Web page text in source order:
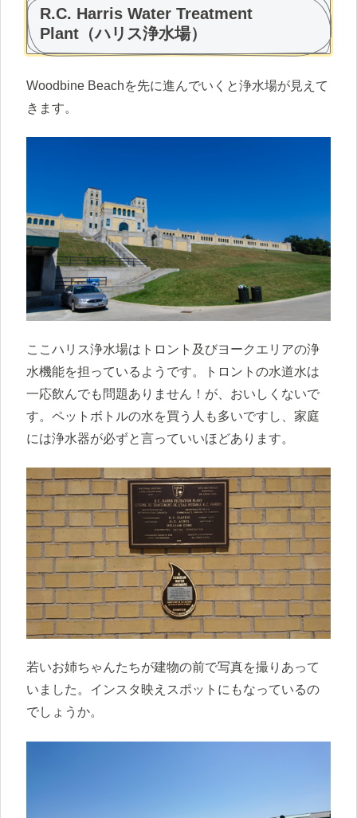
R.C. Harris Water Treatment
Plant（ハリス浄水場）
Woodbine Beachを先に進んでいくと浄水場が見えて
きます。
ここハリス浄水場はトロント及びヨークエリアの浄
水機能を担っているようです。トロントの水道水は
一応飲んでも問題ありません！が、おいしくないで
す。ペットボトルの水を買う人も多いですし、家庭
には浄水器が必ずと言っていいほどあります。
若いお姉ちゃんたちが建物の前で写真を撮りあって
いました。インスタ映えスポットにもなっているの
でしょうか。